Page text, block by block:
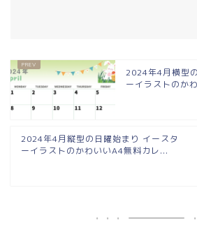
2024年4月横型
ーイラストのか
2024年4月縦型の日曜始まり イースタ
ーイラストのかわいいA4無料カレ...